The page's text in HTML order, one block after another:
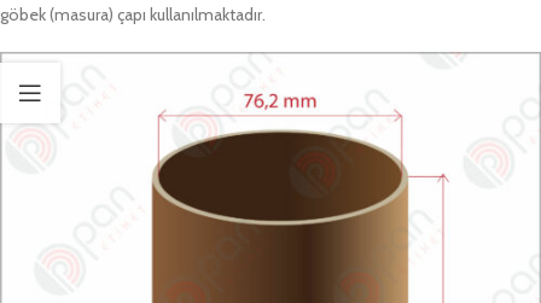
göbek (masura) çapı kullanılmaktadır.